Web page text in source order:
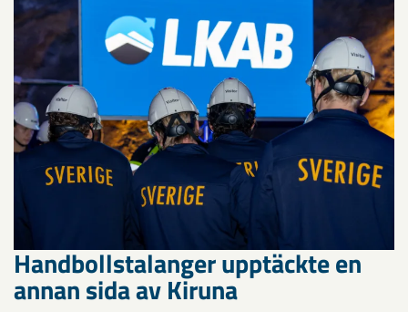
Handbollstalanger upptäckte en
annan sida av Kiruna